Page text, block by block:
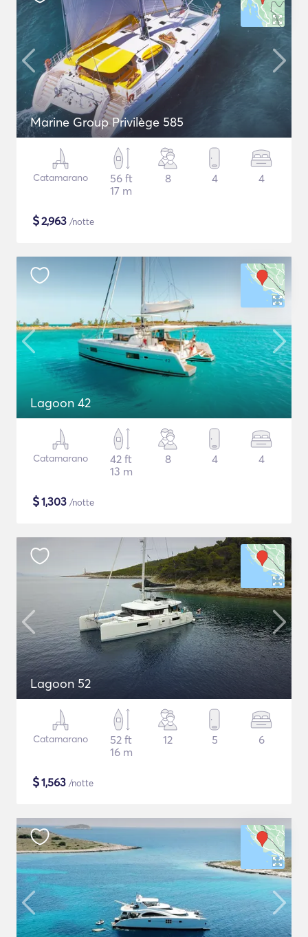
Marine Group Privilège 585
Catamarano
56 ft
17 m
8 4 4
$2,963 /notte
Lagoon 42
Catamarano
42 ft
13 m
8 4 4
$1,303 /notte
Lagoon 52
Catamarano
52 ft
16 m
12 5 6
$1,563 /notte